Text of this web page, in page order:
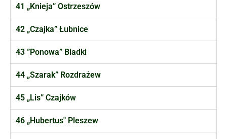
41 „Knieja” Ostrzeszów
42 „Czajka” Łubnice
43 ”Ponowa” Biadki
44 „Szarak” Rozdrażew
45 „Lis” Czajków
46 „Hubertus" Pleszew